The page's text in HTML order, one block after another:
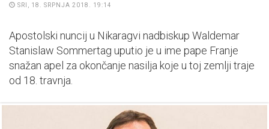
SRI, 18. SRPNJA 2018. 19:14
Apostolski nuncij u Nikaragvi nadbiskup Waldemar
Stanislaw Sommertag uputio je u ime pape Franje
snažan apel za okončanje nasilja koje u toj zemlji traje
od 18. travnja.